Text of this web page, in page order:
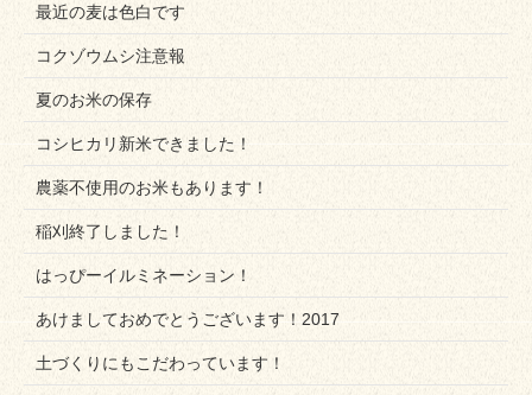
最近の麦は色白です
コクゾウムシ注意報
夏のお米の保存
コシヒカリ新米できました！
農薬不使用のお米もあります！
稲刈終了しました！
はっぴーイルミネーション！
あけましておめでとうございます！2017
土づくりにもこだわっています！